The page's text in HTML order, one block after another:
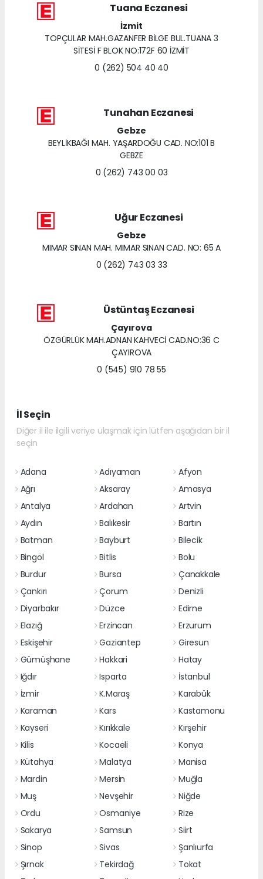
Tuana Eczanesi
İzmit
TOPÇULAR MAH.GAZANFER BİLGE BUL.TUANA 3
SİTESİ F BLOK NO:172F 60 İZMİT
0 (262) 504 40 40
Tunahan Eczanesi
Gebze
BEYLİKBAĞI MAH. YAŞARDOĞU CAD. NO:101 B
GEBZE
0 (262) 743 00 03
Uğur Eczanesi
Gebze
MIMAR SINAN MAH. MIMAR SINAN CAD. NO: 65 A
0 (262) 743 03 33
Üstüntaş Eczanesi
Çayırova
ÖZGÜRLÜK MAH.ADNAN KAHVECİ CAD.NO:36 C
ÇAYIROVA
0 (545) 910 78 55
İl Seçin
Diğer il ile ilgili veriye ulaşmak için lütfen aşağıdan bir il
seçin
Adana Adıyaman
Afyon
Ağrı
Aksaray
Amasya
Antalya
Ardahan
Artvin
Aydın
Balıkesir
Bartın
Batman
Bayburt
Bilecik
Bingöl
Bitlis
Bolu
Burdur
Bursa
Çanakkale
Çankırı
Çorum
Denizli
Diyarbakır
Düzce
Edirne
Elazığ
Erzincan
Erzurum
Eskişehir
Gaziantep
Giresun
Gümüşhane
Hakkari
Hatay
Iğdır
Isparta
İstanbul
İzmir
K.Maraş
Karabük
Karaman
Kars
Kastamonu
Kayseri
Kırıkkale
Kırşehir
Kilis
Kocaeli
Konya
Kütahya
Malatya
Manisa
Mardin
Mersin
Muğla
Muş
Nevşehir
Niğde
Ordu
Osmaniye
Rize
Sakarya
Samsun
Siirt
Sinop
Sivas
Şanlıurfa
Şırnak
Tekirdağ
Tokat